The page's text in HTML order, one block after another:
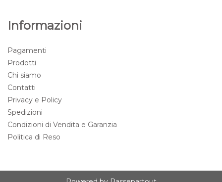
Informazioni
Pagamenti
Prodotti
Chi siamo
Contatti
Privacy e Policy
Spedizioni
Condizioni di Vendita e Garanzia
Politica di Reso